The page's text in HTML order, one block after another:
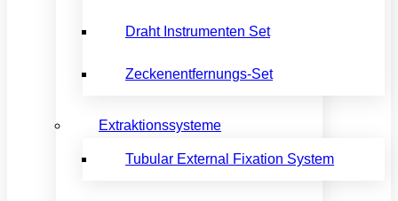
Draht Instrumenten Set
Zeckenentfernungs-Set
Extraktionssysteme
Tubular External Fixation System